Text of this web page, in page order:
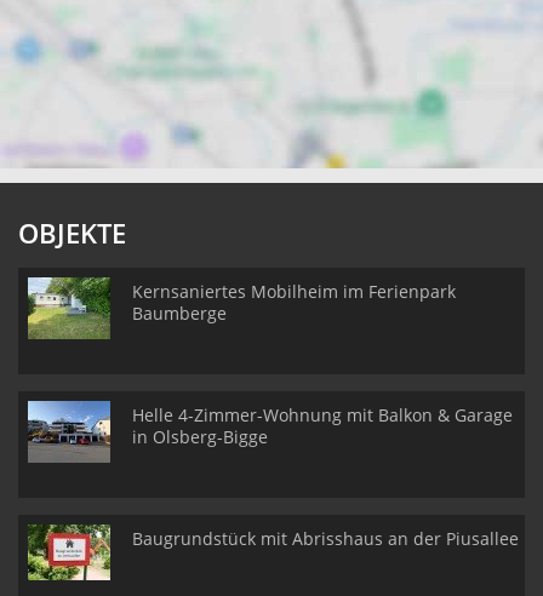
OBJEKTE
Kernsaniertes Mobilheim im Ferienpark
Baumberge
Helle 4-Zimmer-Wohnung mit Balkon & Garage
in Olsberg-Bigge
Baugrundstück mit Abrisshaus an der Piusallee